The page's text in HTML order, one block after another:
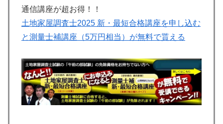
通信講座が超お得！！
土地家屋調査士2025 新・最短合格講座を申し込む
と測量士補講座（5万円相当）が無料で貰える